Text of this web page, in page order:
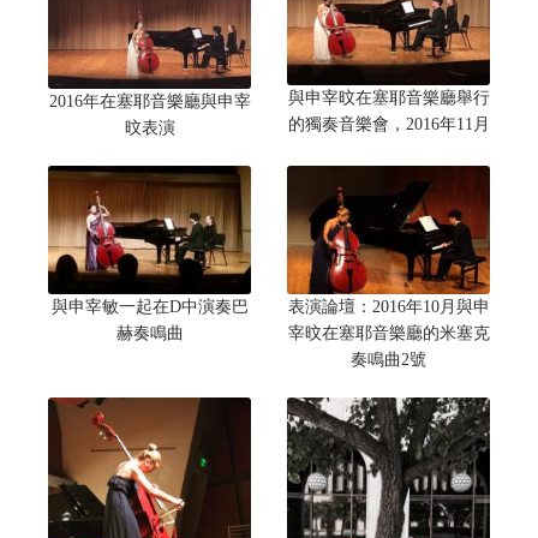
2016年在塞耶音樂廳與申宰
旼表演
與申宰旼在塞耶音樂廳舉行
的獨奏音樂會，2016年11月
與申宰敏一起在D中演奏巴
赫奏鳴曲
表演論壇：2016年10月與申
宰旼在塞耶音樂廳的米塞克
奏鳴曲2號